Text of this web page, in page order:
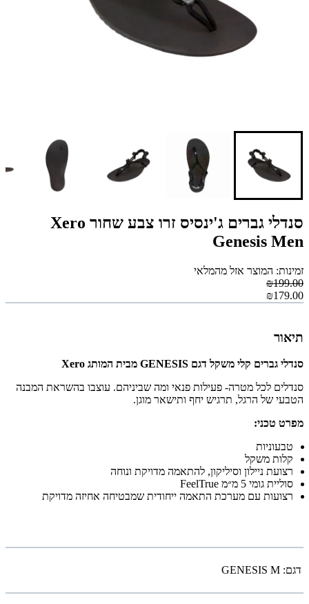
סנדלי גברים ג'ינסיס זרו צבע שחור Xero
Genesis Men
זמינות: המוצר אזל מהמלאי
₪199.00
₪179.00
תיאור
סנדלי גברים קלי משקל דגם GENESIS מבית המותג Xero
סנדלים לכל מטרה- פעילות פנאי ומה שביניהם. עוצבו בהשראת המבנה
הטבעי של הרגל, תרגיש יחף ותישאר מוגן.
מפרט טכני:
טבעוניות
קלות משקל
רצועת ניילון וסיליקון, להתאמה מדויקת ונוחה
סוליית גומי 5 מ״מ FeelTrue
רצועות עם מערכת התאמה ייחודית שמבטיחה אחיזה מדויקת
דגם: GENESIS M